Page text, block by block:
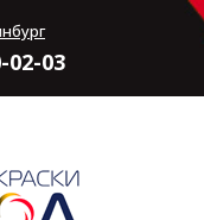
02-03